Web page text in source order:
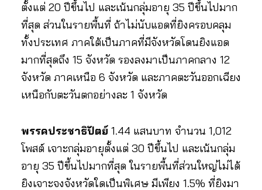
ตั้งแต่ 20 ปีขึ้นไป และเน้นกลุ่มอายุ 35 ปีขึ้นไปมาก
ที่สุด ส่วนในรายพื้นที่ ถ้าไม่นับแอดที่ยิงครอบคลุม
ทั้งประเทศ ภาคใต้เป็นภาคที่มีจังหวัดโดนยิงแอด
มากที่สุดถึง 15 จังหวัด รองลงมาเป็นภาคกลาง 12
จังหวัด ภาคเหนือ 6 จังหวัด และภาคตะวันออกเฉียง
เหนือกับตะวันตกอย่างละ 1 จังหวัด
พรรคประชาธิปัตย์1.44 แสนบาท จำนวน 1,012
โพสต์ เจาะกลุ่มอายุตั้งแต่ 30 ปีขึ้นไป และเน้นกลุ่ม
อายุ 35 ปีขึ้นไปมากที่สุด ในรายพื้นที่ส่วนใหญ่ไม่ได้
ยิงเจาะจงจังหวัดใดเป็นพิเศษ มีเพียง 1.5% ที่ยิงมา